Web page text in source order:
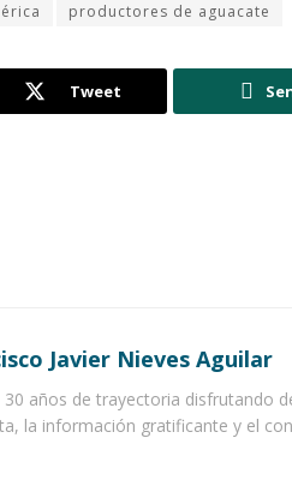
productores de aguacate
Tweet
Javier Nieves Aguilar
30 años de trayectoria disfrutando
la información gratificante y el